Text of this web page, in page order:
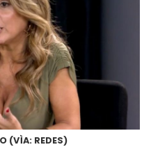
(VÌA: REDES)